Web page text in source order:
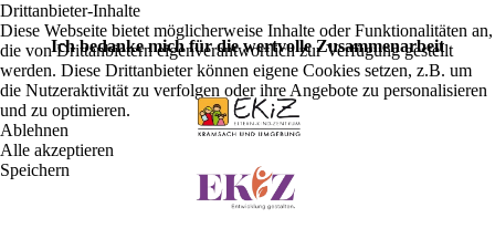
Ich bedanke mich für die wertvolle Zusammenarbeit
Drittanbieter-Inhalte
Diese Webseite bietet möglicherweise Inhalte oder Funktionalitäten an,
die von Drittanbietern eigenverantwortlich zur Verfügung gestellt
werden. Diese Drittanbieter können eigene Cookies setzen, z.B. um
die Nutzeraktivität zu verfolgen oder ihre Angebote zu personalisieren
und zu optimieren.
Ablehnen
Alle akzeptieren
Speichern